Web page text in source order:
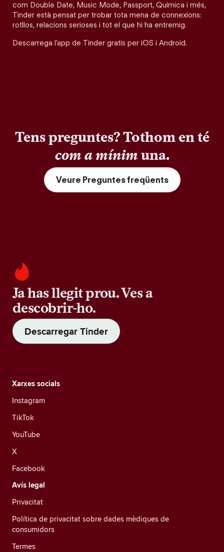
com Double Date, Music Mode, Passport, Química i més,
Tinder està pensat per trobar tota mena de connexions:
rotllos, relacions serioses i tot el que hi ha entremig.
Descarrega l'app de Tinder gratis per iOS i Android.
Tens preguntes? Tothom en té
com a mínimuna.
Veure Preguntes freqüents
Ja has llegit prou. Ves a
descobrir-ho.
Descarregar Tinder
Xarxes socials
Instagram
TikTok
YouTube
X
Facebook
Avís legal
Privacitat
Política de privacitat sobre dades mèdiques de
consumidors
Termes